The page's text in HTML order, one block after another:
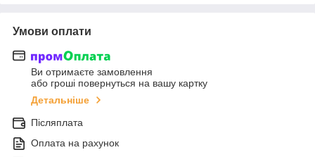
Умови оплати
Ви отримаєте замовлення
або гроші повернуться на вашу картку
Детальніше
Післяплата
Оплата на рахунок